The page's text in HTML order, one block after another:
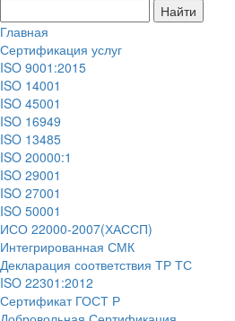
Главная
Сертификация услуг
ISO 9001:2015
ISO 14001
ISO 45001
ISO 16949
ISO 13485
ISO 20000:1
ISO 29001
ISO 27001
ISO 50001
ИСО 22000-2007(ХАССП)
Интегрированная СМК
Декларация соответствия ТР ТС
ISO 22301:2012
Сертификат ГОСТ Р